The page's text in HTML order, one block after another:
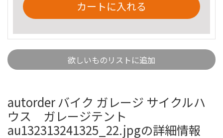
カートに入れる
欲しいものリストに追加
autorder バイク ガレージ サイクルハ
ウス ガレージテント
au132313241325_22.jpgの詳細情報